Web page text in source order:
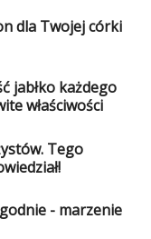
dla Twojej córki
jabłko każdego
właściwości
Tego
- marzenie